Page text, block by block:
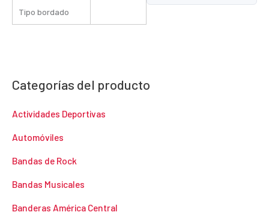
Tipo bordado
Categorías del producto
Actividades Deportivas
Automóviles
Bandas de Rock
Bandas Musicales
Banderas América Central